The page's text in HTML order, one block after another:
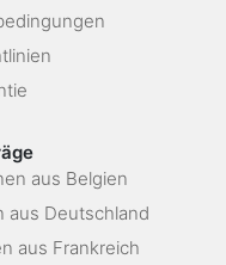
aus Belgien
aus Deutschland
aus Frankreich